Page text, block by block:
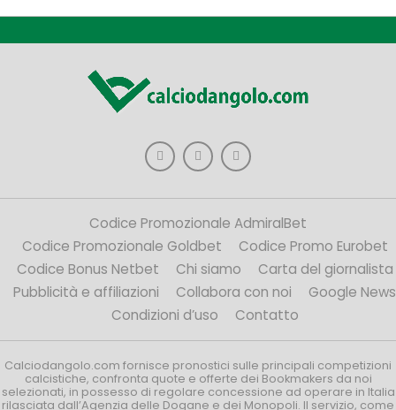
Codice Promozionale AdmiralBet
Codice Promozionale Goldbet
Codice Promo Eurobet
Codice Bonus Netbet
Chi siamo
Carta del giornalista
Pubblicità e affiliazioni
Collabora con noi
Google News
Condizioni d’uso
Contatto
Calciodangolo.com fornisce pronostici sulle principali competizioni
calcistiche, confronta quote e offerte dei Bookmakers da noi
selezionati, in possesso di regolare concessione ad operare in Italia
rilasciata dall’Agenzia delle Dogane e dei Monopoli. Il servizio, come